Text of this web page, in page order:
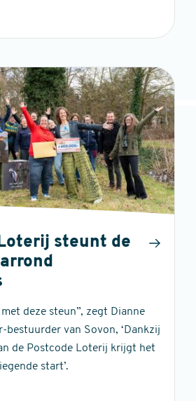
steunt de
deze steun”, zegt Dianne
bestuurder van Sovon, ‘Dankzij
de Postcode Loterij krijgt het
start’.